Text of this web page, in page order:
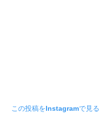
この投稿をInstagramで見る